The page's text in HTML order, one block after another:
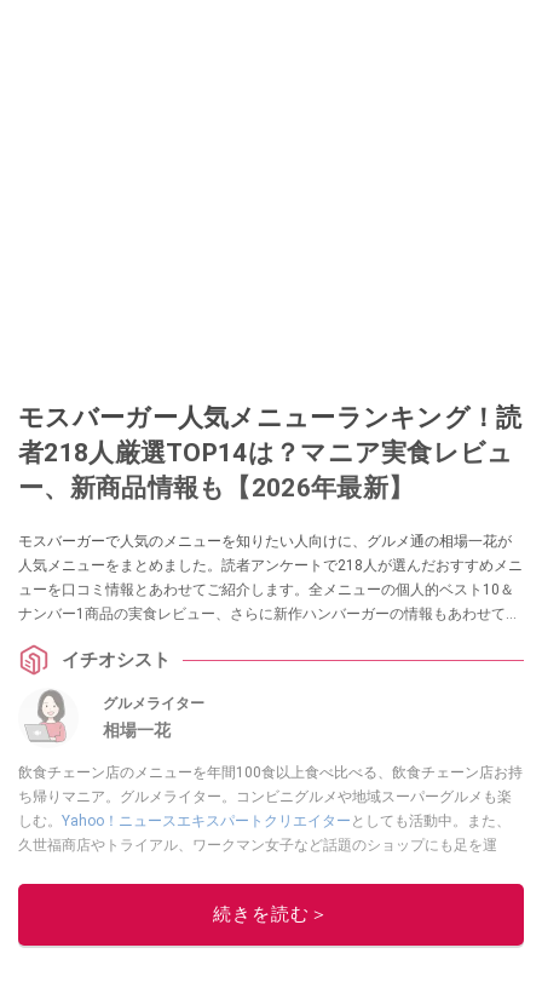
モスバーガー人気メニューランキング！読
者218人厳選TOP14は？マニア実食レビュ
ー、新商品情報も【2026年最新】
モスバーガーで人気のメニューを知りたい人向けに、グルメ通の相場一花が
人気メニューをまとめました。読者アンケートで218人が選んだおすすめメニ
ューを口コミ情報とあわせてご紹介します。全メニューの個人的ベスト10＆
ナンバー1商品の実食レビュー、さらに新作ハンバーガーの情報もあわせてお
イチオシスト
グルメライター
相場一花
飲食チェーン店のメニューを年間100食以上食べ比べる、飲食チェーン店お持
ち帰りマニア。グルメライター。コンビニグルメや地域スーパーグルメも楽
しむ。 Yahoo！ニュースエキスパートクリエイター としても活動中。また、
久世福商店やトライアル、ワークマン女子など話題のショップにも足を運
「週刊プレイボーイ」、宝島社「おいしい！ シャトレーゼBOOK」などでグ
ルメライター、食の専門家として出演実績あり。
続きを読む＞